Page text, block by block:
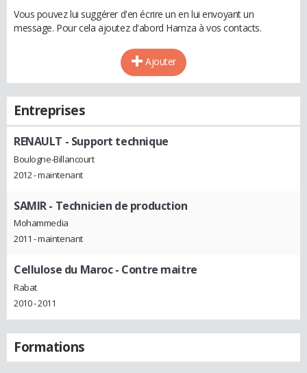
Vous pouvez lui suggérer d'en écrire un en lui envoyant un
message. Pour cela ajoutez d'abord Hamza à vos contacts.
Ajouter
Entreprises
RENAULT - Support technique
Boulogne-Billancourt
2012 - maintenant
SAMIR- Technicien de production
Mohammedia
2011 - maintenant
Cellulose du Maroc- Contre maitre
Rabat
2010 - 2011
Formations